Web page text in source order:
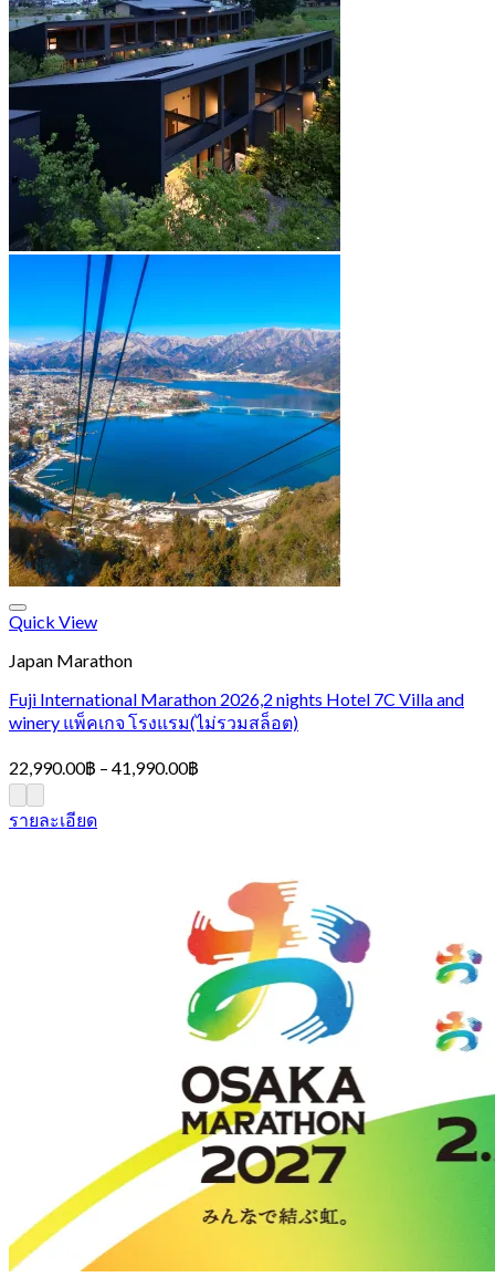
Quick View
Japan Marathon
Fuji International Marathon 2026,2 nights Hotel 7C Villa and
winery แพ็คเกจ โรงแรม(ไม่รวมสล็อต)
22,990.00฿ – 41,990.00฿
รายละเอียด